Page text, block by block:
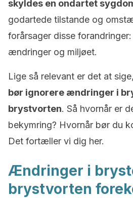
skyldes en ondartet
godartede tilstande og
forårsager disse
ændringer og miljøet.
Lige så relevant er det at
bør ignorere ændringer i
brystvorten. Så hvornår er
bekymring? Hvornår bør du
Det fortæller vi dig her.
Ændringer i
brystvorten